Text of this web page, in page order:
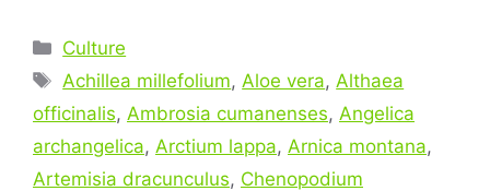
Catégories
Culture
Étiquettes
Achillea millefolium, Aloe vera, Althaea
officinalis, Ambrosia cumanenses, Angelica
archangelica, Arctium lappa, Arnica montana,
Artemisia dracunculus, Chenopodium